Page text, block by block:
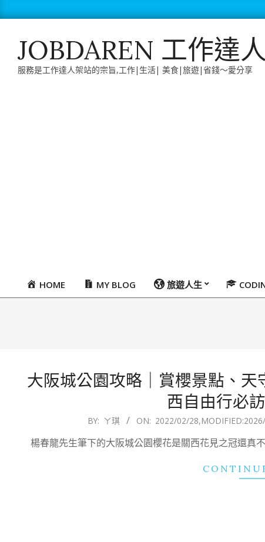
to
JOBDAREN 工作達人
服務是工作達人架站的宗旨,工作|生活| 美食|旅遊|省錢～愛分享
PrimaryHOME MY BLOG 旅遊人生
大阪城公園攻略｜賞櫻景點、
西自由行必
28
BY: ㄚ琪 ON: 2022/02/28,MODIFIED:
楊春龍先生筆下的大阪城公園櫻花是關西花見之冠還真